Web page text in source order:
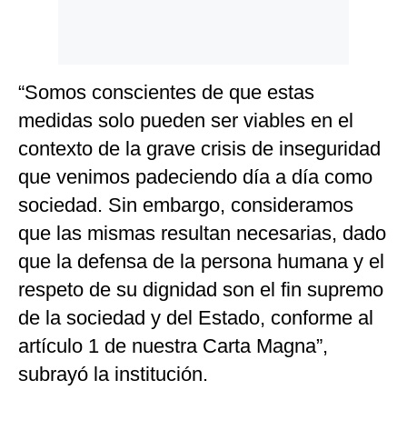
“Somos conscientes de que estas
medidas solo pueden ser viables en el
contexto de la grave crisis de inseguridad
que venimos padeciendo día a día como
sociedad. Sin embargo, consideramos
que las mismas resultan necesarias, dado
que la defensa de la persona humana y el
respeto de su dignidad son el fin supremo
de la sociedad y del Estado, conforme al
artículo 1 de nuestra Carta Magna”,
subrayó la institución.